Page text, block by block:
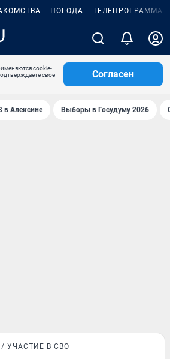
ПОГОДА ТЕЛЕПРОГРАММА
cookie-
свое
Согласен
в Алексине Выборы в Госудуму 2026
УЧАСТИЕ В СВО